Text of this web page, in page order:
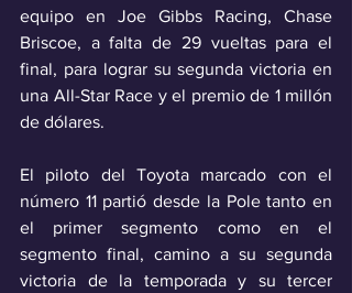
equipo en Joe Gibbs Racing, Chase
Briscoe, a falta de 29 vueltas para el
final, para lograr su segunda victoria en
una All-Star Race y el premio de 1 millón
de dólares.
El piloto del Toyota marcado con el
número 11 partió desde la Pole tanto en
el primer segmento como en el
segmento final, camino a su segunda
victoria de la temporada y su tercer